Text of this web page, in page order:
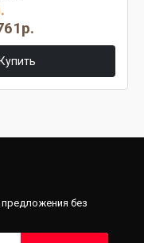
Купить
без